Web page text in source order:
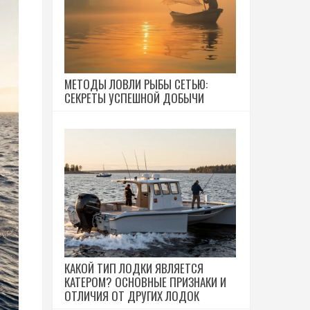
МЕТОДЫ ЛОВЛИ РЫБЫ СЕТЬЮ:
СЕКРЕТЫ УСПЕШНОЙ ДОБЫЧИ
КАКОЙ ТИП ЛОДКИ ЯВЛЯЕТСЯ
КАТЕРОМ? ОСНОВНЫЕ ПРИЗНАКИ И
ОТЛИЧИЯ ОТ ДРУГИХ ЛОДОК